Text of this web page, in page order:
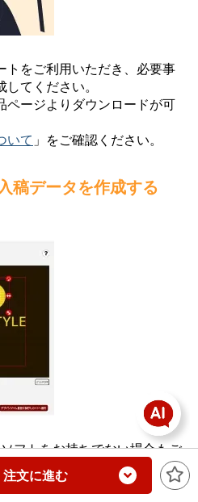
注文に進む
トをご利用いただき、必要事
てください。
ページよりダウンロードが可
いて 」をご確認ください。
稿データを作成する
フトをお持ちでない場合もご
ば、好きな写真やイラスト、